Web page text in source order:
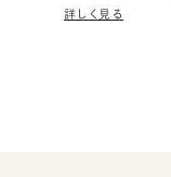
詳しく見る